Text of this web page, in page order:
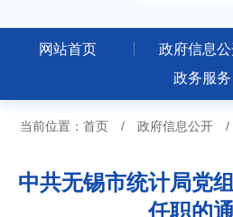
网站首页 政府信息
政务服务
当前位置： 首页 / 政府信息公开 /
中共无锡市统计局党
任职的